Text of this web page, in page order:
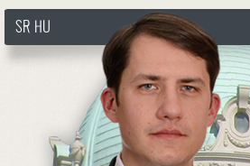
http://www.pasztorbalint.rs/hu
SR HU